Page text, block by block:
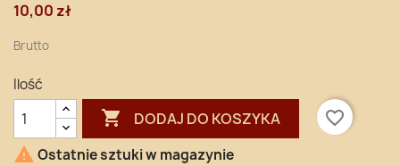
10,00 zł
Brutto
Ilość
 DODAJ DO KOSZYKA
favorite_border
 Ostatnie sztuki w magazynie